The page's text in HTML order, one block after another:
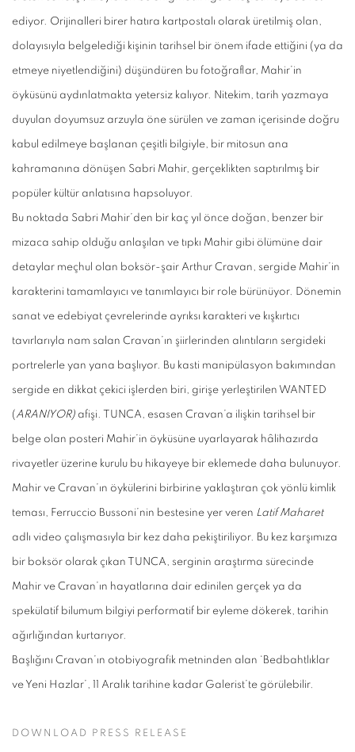
ediyor. Orijinalleri birer hatıra kartpostalı olarak üretilmiş olan,
dolayısıyla belgelediği kişinin tarihsel bir önem ifade ettiğini (ya da
etmeye niyetlendiğini) düşündüren bu fotoğraflar, Mahir’in
öyküsünü aydınlatmakta yetersiz kalıyor. Nitekim, tarih yazmaya
duyulan doyumsuz arzuyla öne sürülen ve zaman içerisinde doğru
kabul edilmeye başlanan çeşitli bilgiyle, bir mitosun ana
kahramanına dönüşen Sabri Mahir, gerçeklikten saptırılmış bir
popüler kültür anlatısına hapsoluyor.
Bu noktada Sabri Mahir’den bir kaç yıl önce doğan, benzer bir
mizaca sahip olduğu anlaşılan ve tıpkı Mahir gibi ölümüne dair
detaylar meçhul olan boksör-şair Arthur Cravan, sergide Mahir’in
karakterini tamamlayıcı ve tanımlayıcı bir role bürünüyor. Dönemin
sanat ve edebiyat çevrelerinde ayrıksı karakteri ve kışkırtıcı
tavırlarıyla nam salan Cravan’ın şiirlerinden alıntıların sergideki
portrelerle yan yana başlıyor. Bu kasti manipülasyon bakımından
sergide en dikkat çekici işlerden biri, girişe yerleştirilen WANTED
(ARANIYOR) afişi. TUNCA, esasen Cravan’a ilişkin tarihsel bir
belge olan posteri Mahir’in öyküsüne uyarlayarak hâlihazırda
rivayetler üzerine kurulu bu hikayeye bir eklemede daha bulunuyor.
Mahir ve Cravan’ın öykülerini birbirine yaklaştıran çok yönlü kimlik
teması, Ferruccio Bussoni’nin bestesine yer veren Latif Maharet
adlı video çalışmasıyla bir kez daha pekiştiriliyor. Bu kez karşımıza
bir boksör olarak çıkan TUNCA, serginin araştırma sürecinde
Mahir ve Cravan’ın hayatlarına dair edinilen gerçek ya da
spekülatif bilumum bilgiyi performatif bir eyleme dökerek, tarihin
ağırlığından kurtarıyor.
Başlığını Cravan’ın otobiyografik metninden alan ‘Bedbahtlıklar
ve Yeni Hazlar’, 11 Aralık tarihine kadar Galerist’te görülebilir.
DOWNLOAD PRESS RELEASE